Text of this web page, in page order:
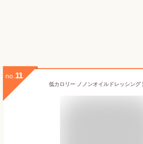
no. 11
低カロリー ノノンオイルドレッシング